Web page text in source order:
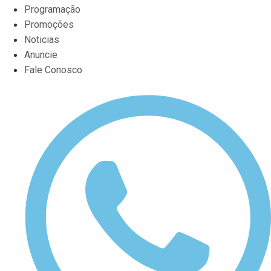
Programação
Promoções
Noticias
Anuncie
Fale Conosco